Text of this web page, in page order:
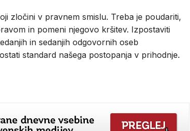
zločini v pravnem smislu. Treba je poudariti,
in pomeni njegovo kršitev. Izpostaviti
in sedanjih odgovornih oseb
standard našega postopanja v prihodnje.